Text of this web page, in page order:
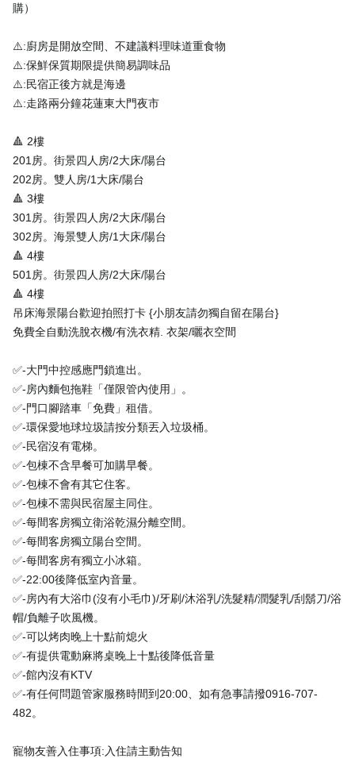
購）
⚠️:廚房是開放空間、不建議料理味道重食物
⚠️:保鮮保質期限提供簡易調味品
⚠️:民宿正後方就是海邊
⚠️:走路兩分鐘花蓮東大門夜市
🔺 2樓
201房。街景四人房/2大床/陽台
202房。雙人房/1大床/陽台
🔺 3樓
301房。街景四人房/2大床/陽台
302房。海景雙人房/1大床/陽台
🔺 4樓
501房。街景四人房/2大床/陽台
🔺 4樓
吊床海景陽台歡迎拍照打卡 {小朋友請勿獨自留在陽台}
免費全自動洗脫衣機/有洗衣精. 衣架/曬衣空間
✅-大門中控感應門鎖進出。
✅-房內麵包拖鞋「僅限管內使用」。
✅-門口腳踏車「免費」租借。
✅-環保愛地球垃圾請按分類丟入垃圾桶。
✅-民宿沒有電梯。
✅-包棟不含早餐可加購早餐。
✅-包棟不會有其它住客。
✅-包棟不需與民宿屋主同住。
✅-每間客房獨立衛浴乾濕分離空間。
✅-每間客房獨立陽台空間。
✅-每間客房有獨立小冰箱。
✅-22:00後降低室內音量。
✅-房內有大浴巾(沒有小毛巾)/牙刷/沐浴乳/洗髮精/潤髮乳/刮鬍刀/浴
帽/負離子吹風機。
✅-可以烤肉晚上十點前熄火
✅-有提供電動麻將桌晚上十點後降低音量
✅-館內沒有KTV
✅-有任何問題管家服務時間到20:00、如有急事請撥0916-707-
482。
寵物友善入住事項:入住請主動告知